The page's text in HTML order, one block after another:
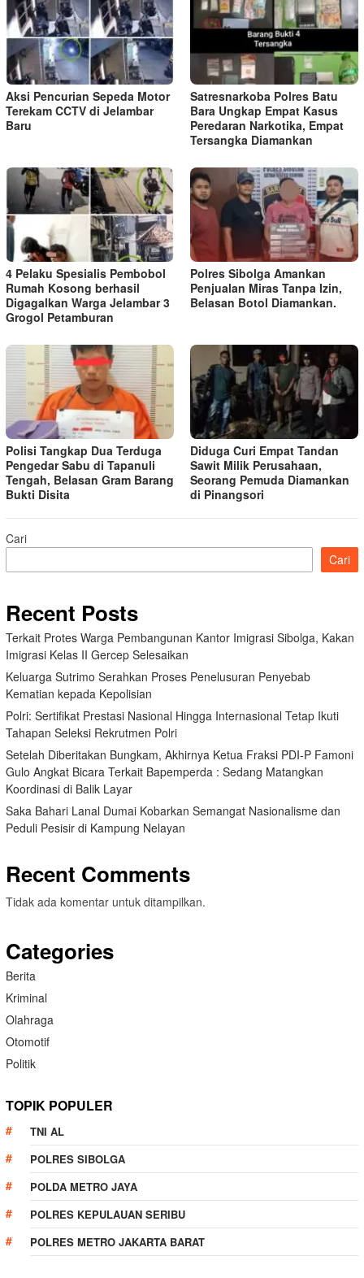
Aksi Pencurian Sepeda Motor
Terekam CCTV di Jelambar
Baru
Satresnarkoba Polres Batu
Bara Ungkap Empat Kasus
Peredaran Narkotika, Empat
Tersangka Diamankan
4 Pelaku Spesialis Pembobol
Rumah Kosong berhasil
Digagalkan Warga Jelambar 3
Grogol Petamburan
Polres Sibolga Amankan
Penjualan Miras Tanpa Izin,
Belasan Botol Diamankan.
Polisi Tangkap Dua Terduga
Pengedar Sabu di Tapanuli
Tengah, Belasan Gram Barang
Bukti Disita
Diduga Curi Empat Tandan
Sawit Milik Perusahaan,
Seorang Pemuda Diamankan
di Pinangsori
Cari
Cari
Recent Posts
Terkait Protes Warga Pembangunan Kantor Imigrasi Sibolga, Kakan
Imigrasi Kelas II Gercep Selesaikan
Keluarga Sutrimo Serahkan Proses Penelusuran Penyebab
Kematian kepada Kepolisian
Polri: Sertifikat Prestasi Nasional Hingga Internasional Tetap Ikuti
Tahapan Seleksi Rekrutmen Polri
Setelah Diberitakan Bungkam, Akhirnya Ketua Fraksi PDI-P Famoni
Gulo Angkat Bicara Terkait Bapemperda : Sedang Matangkan
Koordinasi di Balik Layar
Saka Bahari Lanal Dumai Kobarkan Semangat Nasionalisme dan
Peduli Pesisir di Kampung Nelayan
Recent Comments
Tidak ada komentar untuk ditampilkan.
Categories
Berita
Kriminal
Olahraga
Otomotif
Politik
TOPIK POPULER
TNI AL
POLRES SIBOLGA
POLDA METRO JAYA
POLRES KEPULAUAN SERIBU
POLRES METRO JAKARTA BARAT